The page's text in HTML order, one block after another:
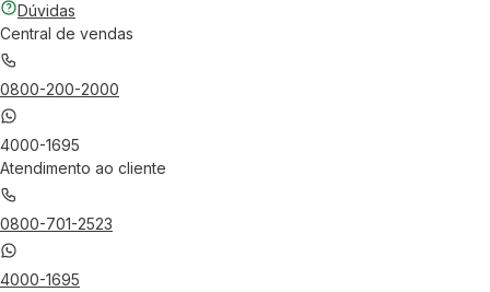
Dúvidas
Central de vendas
0800-200-2000
4000-1695
Atendimento ao cliente
0800-701-2523
4000-1695